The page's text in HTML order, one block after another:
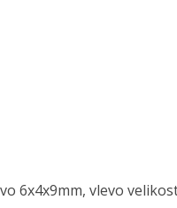
6x4x9mm, vlevo